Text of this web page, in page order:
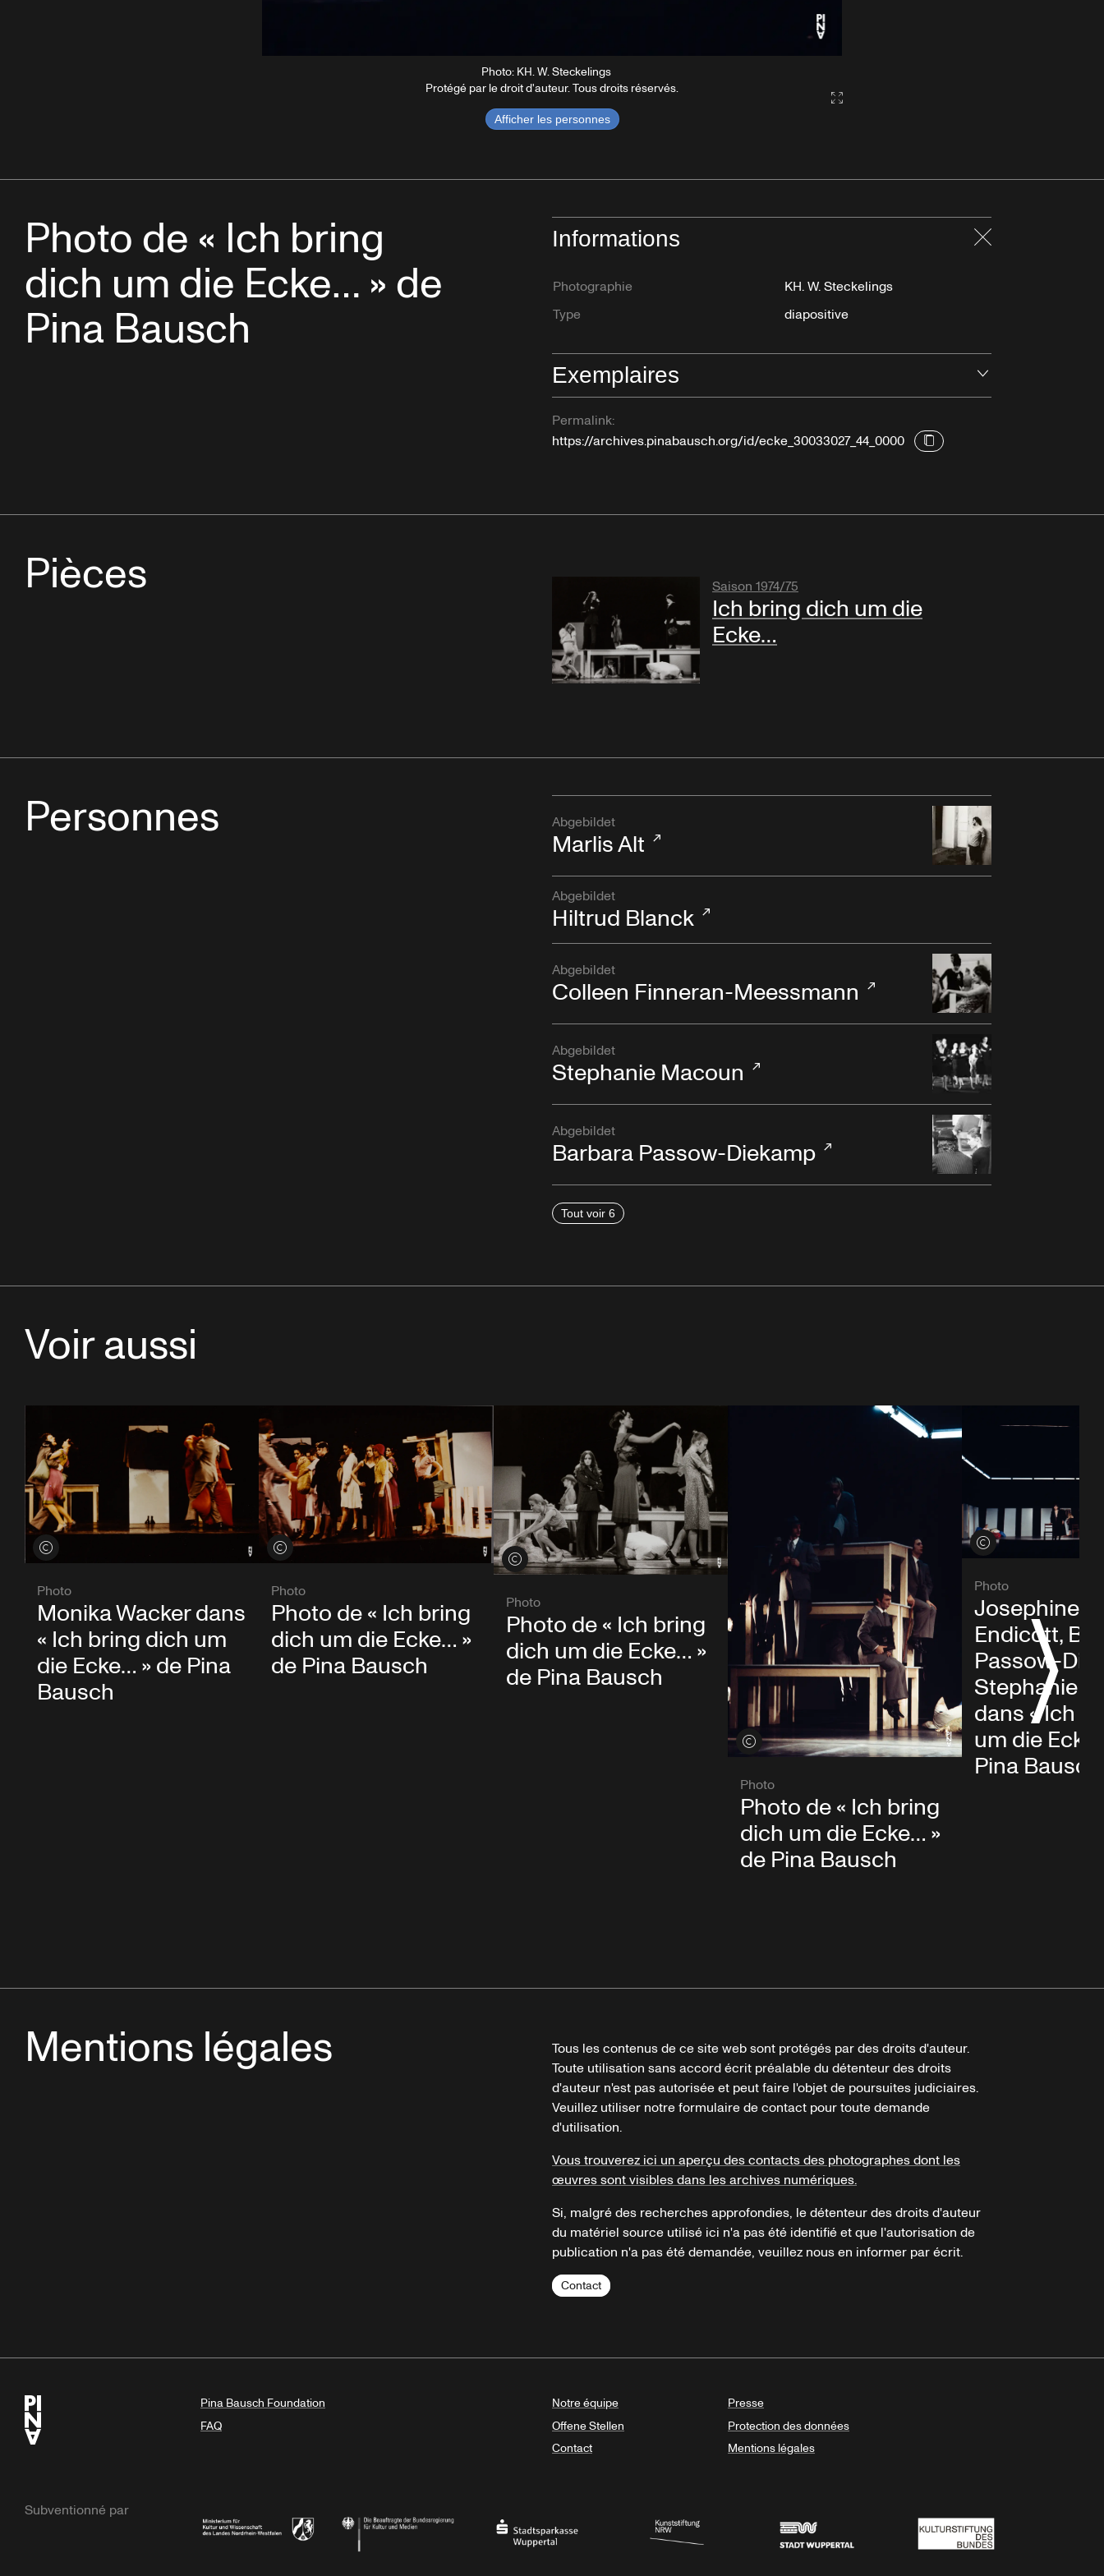
Photo: KH. W. Steckelings
Protégé par le droit d'auteur. Tous droits réservés.
Afficher les personnes
Gallery2:fullscreen
Photo de « Ich bring
dich um die Ecke… » de
Pina Bausch
Informations
Photographie
KH. W. Steckelings
Type
diapositive
Exemplaires
Permalink:
https://archives.pinabausch.org/id/ecke_30033027_44_0000
Pièces Saison 1974/75
Ich bring dich um die
Ecke…
Personnes Abgebildet
Marlis Alt
Abgebildet
Hiltrud Blanck
Abgebildet
Colleen Finneran-Meessmann
Abgebildet
Stephanie Macoun
Abgebildet
Barbara Passow-Diekamp
Tout voir 6
Voir aussi
Voir les crédits
Photo
Monika Wacker dans
« Ich bring dich um
die Ecke… » de Pina
Bausch
Voir les crédits
Photo
Photo de « Ich bring
dich um die Ecke… »
de Pina Bausch
Voir les crédits
Photo
Photo de « Ich bring
dich um die Ecke… »
de Pina Bausch
Voir les crédits
Photo
Photo de « Ich bring
dich um die Ecke… »
de Pina Bausch
Voir les crédits
Photo
Josephine
Endicott,
Passow-
Stephanie
dans « Ich
um die
Pina Bausch
Mentions légales
Tous les contenus de ce site web sont protégés par des droits d'auteur.
Toute utilisation sans accord écrit préalable du détenteur des droits
d'auteur n'est pas autorisée et peut faire l'objet de poursuites judiciaires.
Veuillez utiliser notre formulaire de contact pour toute demande
d'utilisation.
Vous trouverez ici un aperçu des contacts des photographes dont les
œuvres sont visibles dans les archives numériques.
Si, malgré des recherches approfondies, le détenteur des droits d'auteur
du matériel source utilisé ici n'a pas été identifié et que l'autorisation de
publication n'a pas été demandée, veuillez nous en informer par écrit.
Contact
Pina Bausch Foundation
FAQ
Notre équipe
Offene Stellen
Contact
Presse
Protection des données
Mentions légales
Subventionné par